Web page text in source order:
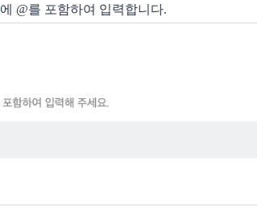
에 @를 포함하여 입력합니다.